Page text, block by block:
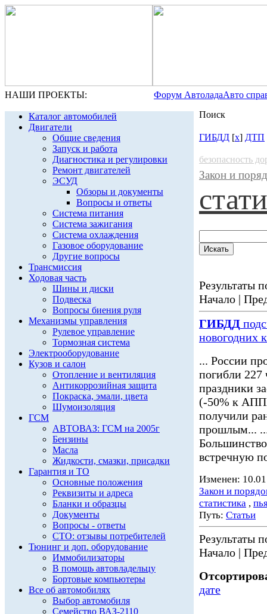
НАШИ ПРОЕКТЫ: Форум АвтоладаАвто
Каталог автомобилей
Двигатели
Общие сведения
Запуск и работа
Диагностика и регулировки
Ремонт двигателей
ЭСУД
Обзоры и документы
Вопросы и ответы
Система питания
Система зажигания
Система охлаждения
Газовое оборудование
Другие вопросы
Трансмиссия
Ходовая часть
Шины и диски
Подвеска
Вопросы биения руля
Механизмы управления
Рулевое управление
Тормозная система
Электрооборудование
Кузов и салон
Отопление и вентиляция
Антикоррозийная защита
Покраска, эмали, цвета
Шумоизоляция
ГСМ
АВТОВАЗ: ГСМ на 2005г
Бензины
Масла
Жидкости, смазки, присадки
Гарантия и ТО
Основные положения
Реквизиты и адреса
Бланки и образцы
Документы
Вопросы - ответы
СТО: отзывы потребителей
Тюнинг и доп. оборудование
Иммобилизаторы
В помощь автовладельцу
Бортовые компьютеры
Все об автомобилях
Выбор автомобиля
Семейство ВАЗ-2110
Поиск
ГИБДД [x] ДТП
безопасность
Закон и
Результаты
Начало |
ГИБДД
новогодних
... России
погибли 227
праздники
(-50% к
получили
прошлым... ...
встречную
Изменен:
Закон и
статистика ,
Путь: Статьи
Результаты
Начало |
дате